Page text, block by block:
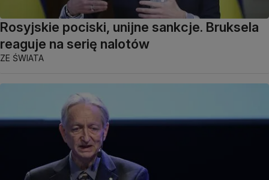
Rosyjskie pociski, unijne sankcje. Bruksela
reaguje na serię nalotów
ZE ŚWIATA